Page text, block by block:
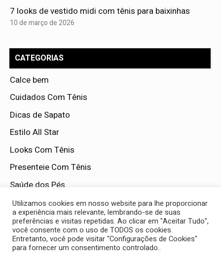
7 looks de vestido midi com tênis para baixinhas
10 de março de 2026
CATEGORIAS
Calce bem
Cuidados Com Tênis
Dicas de Sapato
Estilo All Star
Looks Com Tênis
Presenteie Com Tênis
Saúde dos Pés
Tendências da Moda
Tênis Por Ocasião
Universo Converse
Utilizamos cookies em nosso website para lhe proporcionar
a experiência mais relevante, lembrando-se de suas
preferências e visitas repetidas. Ao clicar em "Aceitar Tudo",
você consente com o uso de TODOS os cookies.
Entretanto, você pode visitar "Configurações de Cookies"
para fornecer um consentimento controlado..